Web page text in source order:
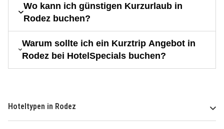
Wo kann ich günstigen Kurzurlaub in
Rodez buchen?
Warum sollte ich ein Kurztrip Angebot in
Rodez bei HotelSpecials buchen?
Hoteltypen in Rodez